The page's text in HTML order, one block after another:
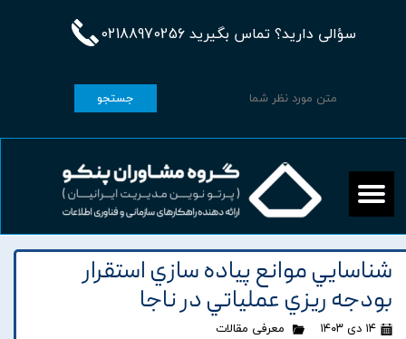
سؤالی دارید؟ تماس بگیرید 02188970256
جستجو
شناسايي موانع پياده سازي استقرار
بودجه ريزي عملياتي در ناجا
۱۴ دی ۱۴۰۳ معرفی مقالات